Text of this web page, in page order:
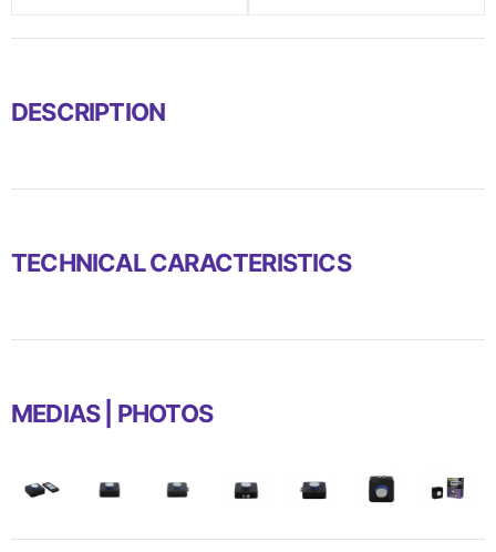
DESCRIPTION
TECHNICAL CARACTERISTICS
MEDIAS | PHOTOS